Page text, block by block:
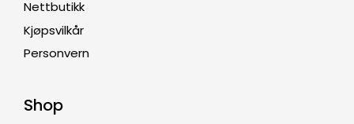
Nettbutikk
Kjøpsvilkår
Personvern
Shop